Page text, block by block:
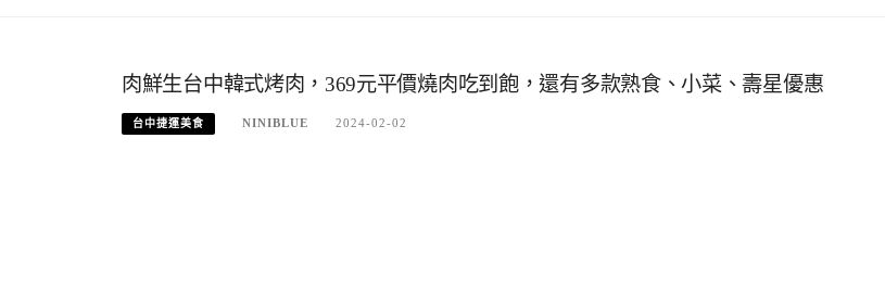
肉鮮生台中韓式烤肉，369元平價燒肉吃到飽，還有多款熟食、小菜、壽星優惠
台中捷運美食 NINIBLUE 2024-02-02